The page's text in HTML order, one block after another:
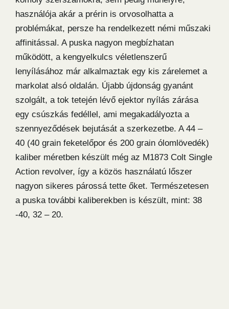
használója akár a prérin is orvosolhatta a
problémákat, persze ha rendelkezett némi műszaki
affinitással. A puska nagyon megbízhatan
működött, a kengyelkulcs véletlenszerű
lenyílásához már alkalmaztak egy kis zárelemet a
markolat alsó oldalán. Újabb újdonság gyanánt
szolgált, a tok tetején lévő ejektor nyílás zárása
egy csúszkás fedéllel, ami megakadályozta a
szennyeződések bejutását a szerkezetbe. A 44 –
40 (40 grain feketelőpor és 200 grain ólomlövedék)
kaliber méretben készült még az M1873 Colt Single
Action revolver, így a közös használatú lőszer
nagyon sikeres párossá tette őket. Természetesen
a puska további kaliberekben is készült, mint: 38
-40, 32 – 20.